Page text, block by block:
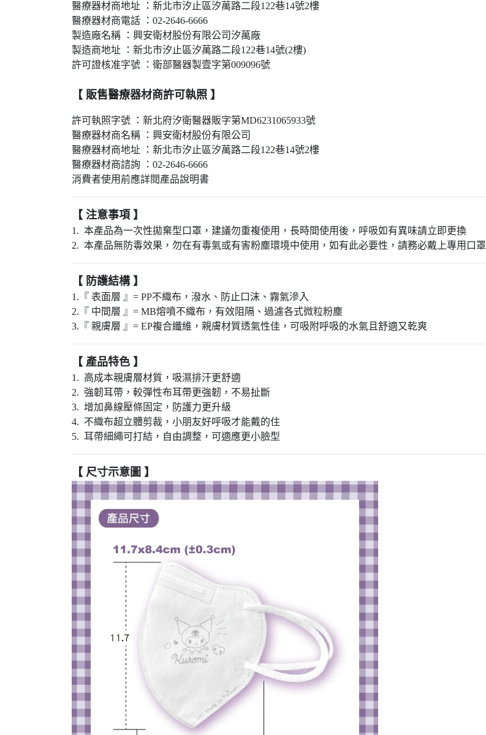
醫療器材商地址 ：新北市汐止區汐萬路二段122巷14號2樓
醫療器材商電話 ：02-2646-6666
製造廠名稱 ：興安衛材股份有限公司汐萬廠
製造商地址 ：新北市汐止區汐萬路二段122巷14號(2樓)
許可證核准字號 ：衛部醫器製壹字第009096號
【 販售醫療器材商許可執照 】
許可執照字號 ：新北府汐衛醫器販字第MD6231065933號
醫療器材商名稱 ：興安衛材股份有限公司
醫療器材商地址 ：新北市汐止區汐萬路二段122巷14號2樓
醫療器材商諮詢 ：02-2646-6666
消費者使用前應詳閱產品說明書
【 注意事項 】
1. 本產品為一次性拋棄型口罩，建議勿重複使用，長時間使用後，呼吸如有異味請立即更換
2. 本產品無防毒效果，勿在有毒氣或有害粉塵環境中使用，如有此必要性，請務必戴上專用口罩
【 防護結構 】
1.『 表面層 』= PP不織布，潑水、防止口沫、霧氣滲入
2.『 中間層 』= MB熔噴不織布，有效阻隔、過濾各式微粒粉塵
3.『 親膚層 』= EP複合纖維，親膚材質透氣性佳，可吸附呼吸的水氣且舒適又乾爽
【 產品特色 】
1. 高成本親膚層材質，吸濕排汗更舒適
2. 強韌耳帶，較彈性布耳帶更強韌，不易扯斷
3. 增加鼻線壓條固定，防護力更升級
4. 不織布超立體剪裁，小朋友好呼吸才能戴的住
5. 耳帶細繩可打結，自由調整，可適應更小臉型
【 尺寸示意圖 】